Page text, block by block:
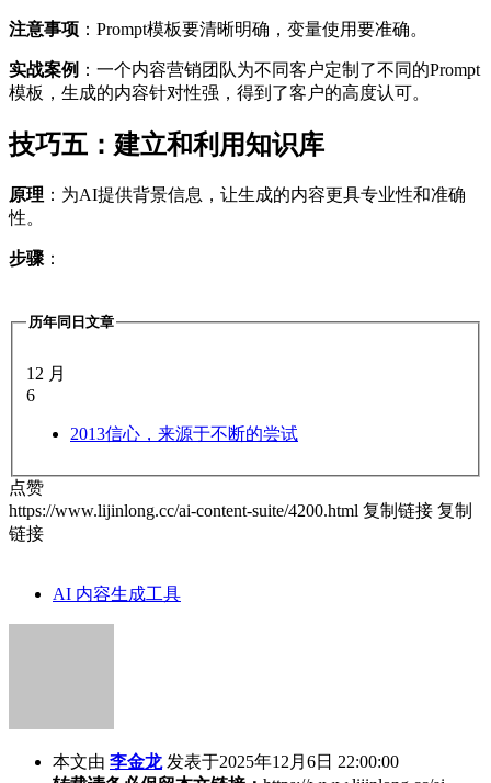
注意事项 ：Prompt模板要清晰明确，变量使用要准确。
实战案例 ：一个内容营销团队为不同客户定制了不同的Prompt
模板，生成的内容针对性强，得到了客户的高度认可。
技巧五：建立和利用知识库
原理 ：为AI提供背景信息，让生成的内容更具专业性和准确
性。
步骤 ：
历年同日文章
12 月
6
2013信心，来源于不断的尝试
点赞
https://www.lijinlong.cc/ai-content-suite/4200.html 复制链接 复制
链接
AI 内容生成工具
本文由 李金龙 发表于2025年12月6日 22:00:00